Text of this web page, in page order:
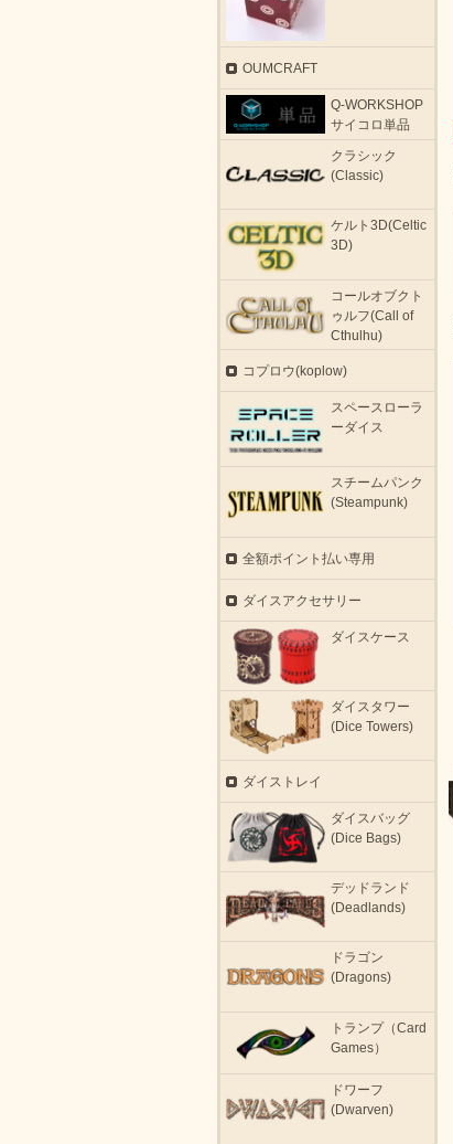
OUMCRAFT
Q-WORKSHOP
サイコロ単品
クラシック
(Classic)
ケルト3D(Celtic
3D)
コールオブクト
ゥルフ(Call of
Cthulhu)
コプロウ(koplow)
スペースローラ
ーダイス
スチームパンク
(Steampunk)
全額ポイント払い専用
ダイスアクセサリー
ダイスケース
ダイスタワー
(Dice Towers)
ダイストレイ
ダイスバッグ
(Dice Bags)
デッドランド
(Deadlands)
ドラゴン
(Dragons)
トランプ（Card
Games）
ドワーフ
(Dwarven)